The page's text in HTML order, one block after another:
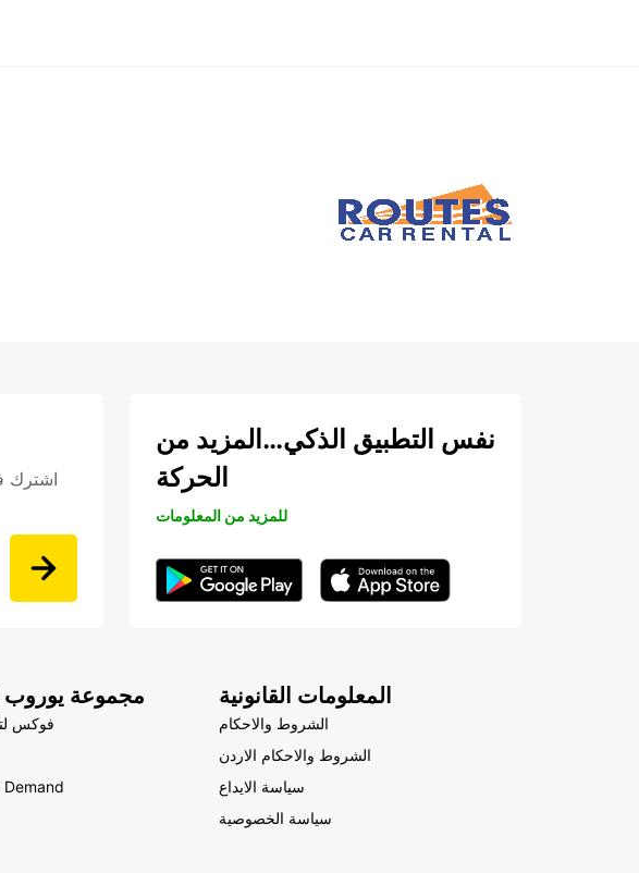
اشترك
نفس التطبيق الذكي…المزيد من
الحركة
للمزيد من المعلومات
مجموعة يوروب
فوكس
Demand
المعلومات القانونية
الشروط والاحكام
الشروط والاحكام الاردن
سياسة الايداع
سياسة الخصوصية